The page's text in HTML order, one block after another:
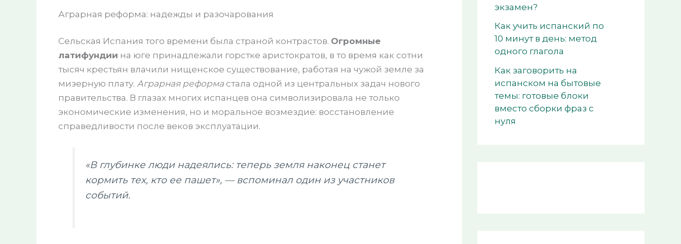
Аграрная реформа: надежды и разочарования
Сельская Испания того времени была страной контрастов. Огромные
латифундии на юге принадлежали горстке аристократов, в то время как сотни
тысяч крестьян влачили нищенское существование, работая на чужой земле за
мизерную плату. Аграрная реформастала одной из центральных задач нового
правительства. В глазах многих испанцев она символизировала не только
экономические изменения, но и моральное возмездие: восстановление
справедливости после веков эксплуатации.
«В глубинке люди надеялись: теперь земля наконец станет
кормить тех, кто ее пашет», — вспоминал один из участников
событий.
экзамен?
Как учить испанский по
10 минут в день: метод
одного глагола
Как заговорить на
испанском на бытовые
темы: готовые блоки
вместо сборки фраз с
нуля